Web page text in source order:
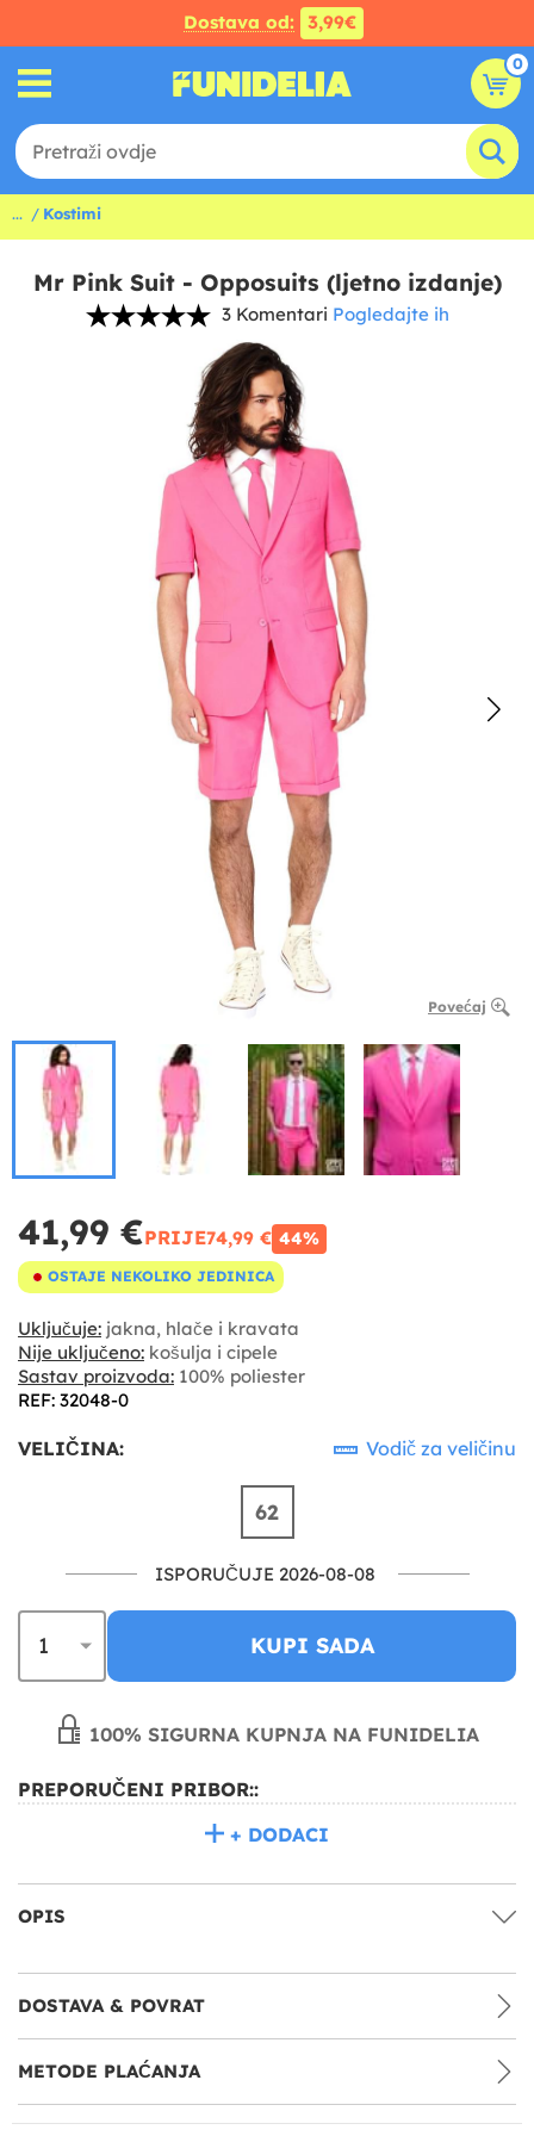
Dostava od: 3,99€
0
... Kostimi
Mr Pink Suit - Opposuits (ljetno izdanje)
3 Komentari Pogledajte ih
Povećaj
41,99 €PRIJE74,99 € 44%
OSTAJE NEKOLIKO JEDINICA
Uključuje: jakna, hlače i kravata
Nije uključeno: košulja i cipele
Sastav proizvoda: 100% poliester
REF: 32048-0
VELIČINA: Vodič za veličinu
62
ISPORUČUJE 2026-08-08
KUPI SADA
100% SIGURNA KUPNJA NA FUNIDELIA
PREPORUČENI PRIBOR::
+ DODACI
OPIS
DOSTAVA & POVRAT
METODE PLAĆANJA